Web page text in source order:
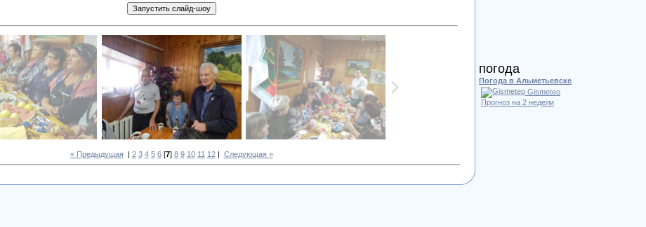
« Предыдущая| 2 3 4 5 6[7] 8 9 10 11 12| Следующая »
погода
Погода в Альметьевске
Gismeteo
Прогноз на 2 недели